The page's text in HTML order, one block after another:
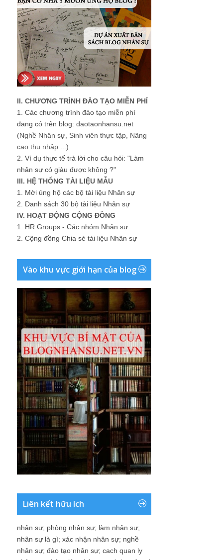
II. CHƯƠNG TRÌNH ĐÀO TẠO MIỄN PHÍ
1. Các chương trình đào tạo miễn phí
đang có trên blog: daotaonhansu.net
(Nghề Nhân sự, Sinh viên thực tập, Nâng
cao thu nhập ...)
2. Ví dụ thực tế trả lời cho câu hỏi: "Làm
nhân sự có giàu được không ?"
III. HỆ THỐNG TÀI LIỆU MẪU
1. Mời ủng hộ các bộ tài liệu Nhân sự
2. Danh sách 30 bộ tài liệu Nhân sự
IV. HOẠT ĐỘNG CỘNG ĐỒNG
1. HR Groups - Các nhóm Nhân sự
2. Cộng đồng Chia sẻ tài liệu Nhân sự
Vào khu vực giới hạn của blog
Liên kết hữu ích
nhân sự; phòng nhân sự; làm nhân sự;
nhân sự là gì; xác nhận nhân sự; nghề
nhân sự; đào tạo nhân sự; cach quan ly